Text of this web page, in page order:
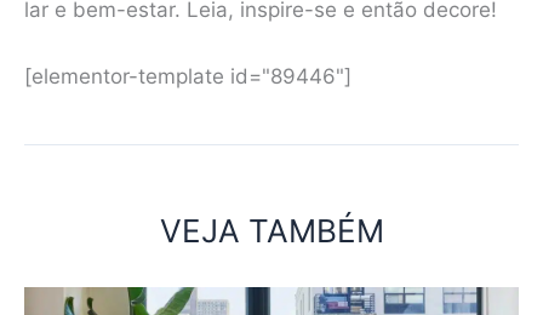
lar e bem-estar. Leia, inspire-se e então decore!
[elementor-template id="89446"]
VEJA TAMBÉM